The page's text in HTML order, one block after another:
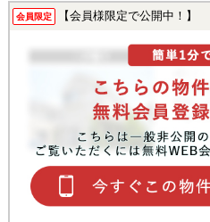
会員限定 【会員様限定で公開中！】